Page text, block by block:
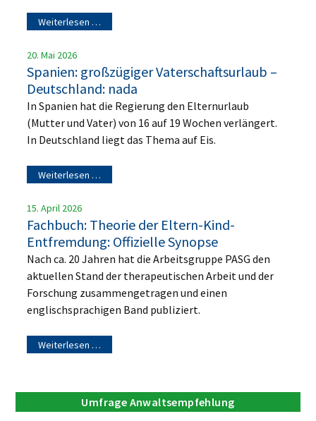
Weiterlesen …
20. Mai 2026
Spanien: großzügiger Vaterschaftsurlaub –
Deutschland: nada
In Spanien hat die Regierung den Elternurlaub
(Mutter und Vater) von 16 auf 19 Wochen verlängert.
In Deutschland liegt das Thema auf Eis.
Weiterlesen …
15. April 2026
Fachbuch: Theorie der Eltern-Kind-
Entfremdung: Offizielle Synopse
Nach ca. 20 Jahren hat die Arbeitsgruppe PASG den
aktuellen Stand der therapeutischen Arbeit und der
Forschung zusammengetragen und einen
englischsprachigen Band publiziert.
Weiterlesen …
Umfrage Anwaltsempfehlung